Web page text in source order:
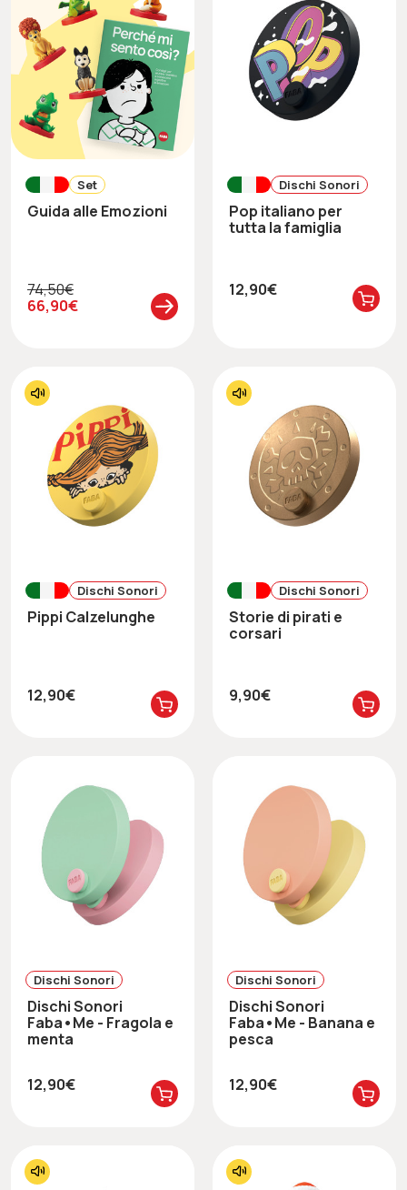
Set
Guida alle Emozioni
66,90€
74,50€
Dischi Sonori
Pop italiano per
tutta la famiglia
12,90€
Dischi Sonori
Pippi Calzelunghe
12,90€
Dischi Sonori
Storie di pirati e
corsari
9,90€
Dischi Sonori
Dischi Sonori
Faba•Me - Fragola e
menta
12,90€
Dischi Sonori
Dischi Sonori
Faba•Me - Banana e
pesca
12,90€